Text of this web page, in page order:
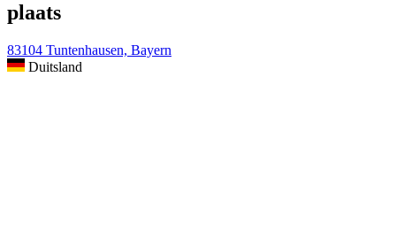
plaats
83104 Tuntenhausen, Bayern
Duitsland